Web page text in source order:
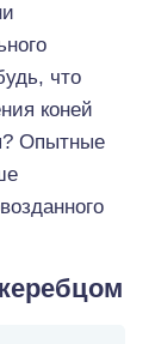
что
коней
Опытные